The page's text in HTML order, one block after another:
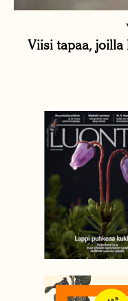
Viisi tapaa,